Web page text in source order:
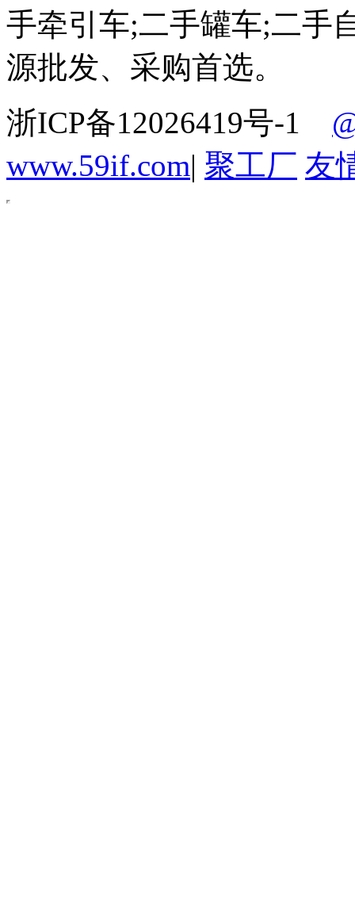
手牵引车;二手罐车;二手
源批发、采购首选。
浙ICP备12026419号-1
www.59if.com| 聚工厂 友